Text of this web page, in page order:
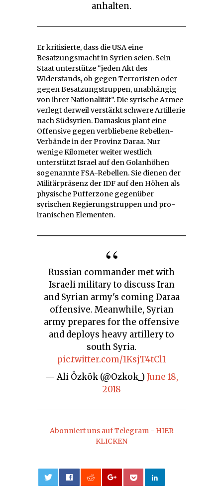
anhalten.
Er kritisierte, dass die USA eine
Besatzungsmacht in Syrien seien. Sein
Staat unterstütze “jeden Akt des
Widerstands, ob gegen Terroristen oder
gegen Besatzungstruppen, unabhängig
von ihrer Nationalität”. Die syrische Armee
verlegt derweil verstärkt schwere Artillerie
nach Südsyrien. Damaskus plant eine
Offensive gegen verbliebene Rebellen-
Verbände in der Provinz Daraa. Nur
wenige Kilometer weiter westlich
unterstützt Israel auf den Golanhöhen
sogenannte FSA-Rebellen. Sie dienen der
Militärpräsenz der IDF auf den Höhen als
physische Pufferzone gegenüber
syrischen Regierungstruppen und pro-
iranischen Elementen.
Russian commander met with
Israeli military to discuss Iran
and Syrian army's coming Daraa
offensive. Meanwhile, Syrian
army prepares for the offensive
and deploys heavy artillery to
south Syria.
pic.twitter.com/1KsjT4tCl1
— Ali Özkök (@Ozkok_) June 18,
2018
Abonniert uns auf Telegram - HIER
KLICKEN